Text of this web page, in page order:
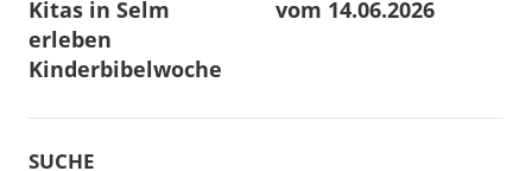
Kitas in Selm
erleben
Kinderbibelwoche
vom 14.06.2026
SUCHE